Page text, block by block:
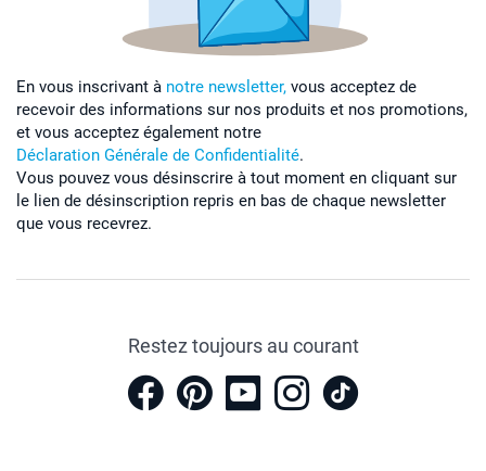
En vous inscrivant à notre newsletter, vous acceptez de
recevoir des informations sur nos produits et nos promotions,
et vous acceptez également notre
Déclaration Générale de Confidentialité.
Vous pouvez vous désinscrire à tout moment en cliquant sur
le lien de désinscription repris en bas de chaque newsletter
que vous recevrez.
Restez toujours au courant